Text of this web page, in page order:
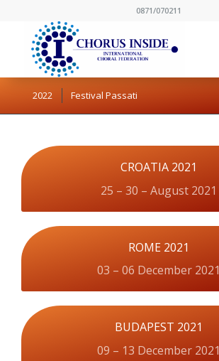
0871/070211
2022 Festival Passati
CROATIA 2021
25 – 30 – August 2021
ROME 2021
03 – 06 December 2021
BUDAPEST 2021
09 – 13 December 2021